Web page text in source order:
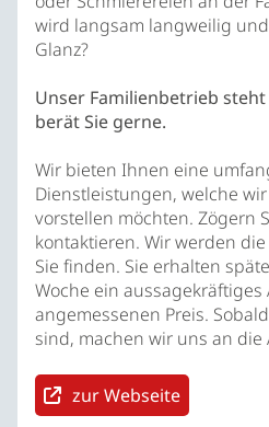
wird langsam langweilig
Glanz?
Unser Familienbetrieb
berät Sie gerne.
Wir bieten Ihnen eine
Dienstleistungen, welche
vorstellen möchten. Zögern
kontaktieren. Wir werden
Sie finden. Sie erhalten
Woche ein aussagekräftiges
angemessenen Preis.
sind, machen wir uns an die
zur Webseite